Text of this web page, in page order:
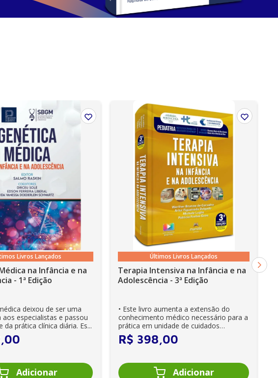
Livros Lançados
na Infância e na
- 1ª Edição
deixou de ser uma
especialistas e passou
da prática clínica diária. Es...
,00
Últimos Livros Lançados
Terapia Intensiva na Infância e na
Adolescência - 3ª Edição
• Este livro aumenta a extensão do
conhecimento médico necessário para a
prática em unidade de cuidados
intensivos. • Es...
R$ 398,00